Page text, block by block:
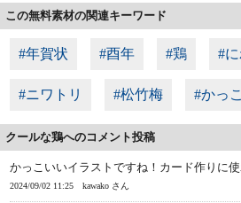
この無料素材の関連キーワード
#年賀状 #酉年 #鶏 #
#ニワトリ #松竹梅 #かっ
クールな鶏へのコメント投稿
かっこいいイラストですね！カード作りに使
2024/09/02 11:25 kawako さん